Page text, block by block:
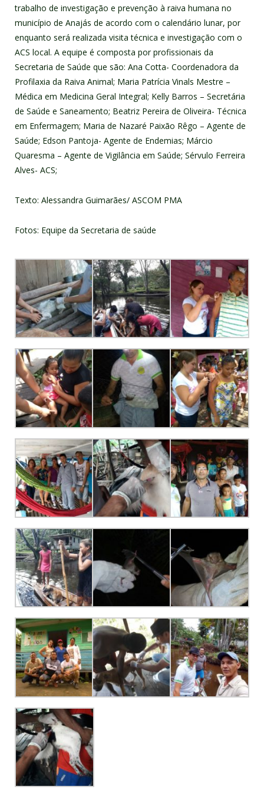
trabalho de investigação e prevenção à raiva humana no
município de Anajás de acordo com o calendário lunar, por
enquanto será realizada visita técnica e investigação com o
ACS local. A equipe é composta por profissionais da
Secretaria de Saúde que são: Ana Cotta- Coordenadora da
Profilaxia da Raiva Animal; Maria Patrícia Vinals Mestre –
Médica em Medicina Geral Integral; Kelly Barros – Secretária
de Saúde e Saneamento; Beatriz Pereira de Oliveira- Técnica
em Enfermagem; Maria de Nazaré Paixão Rêgo – Agente de
Saúde; Edson Pantoja- Agente de Endemias; Márcio
Quaresma – Agente de Vigilância em Saúde; Sérvulo Ferreira
Alves- ACS;
Texto: Alessandra Guimarães/ ASCOM PMA
Fotos: Equipe da Secretaria de saúde